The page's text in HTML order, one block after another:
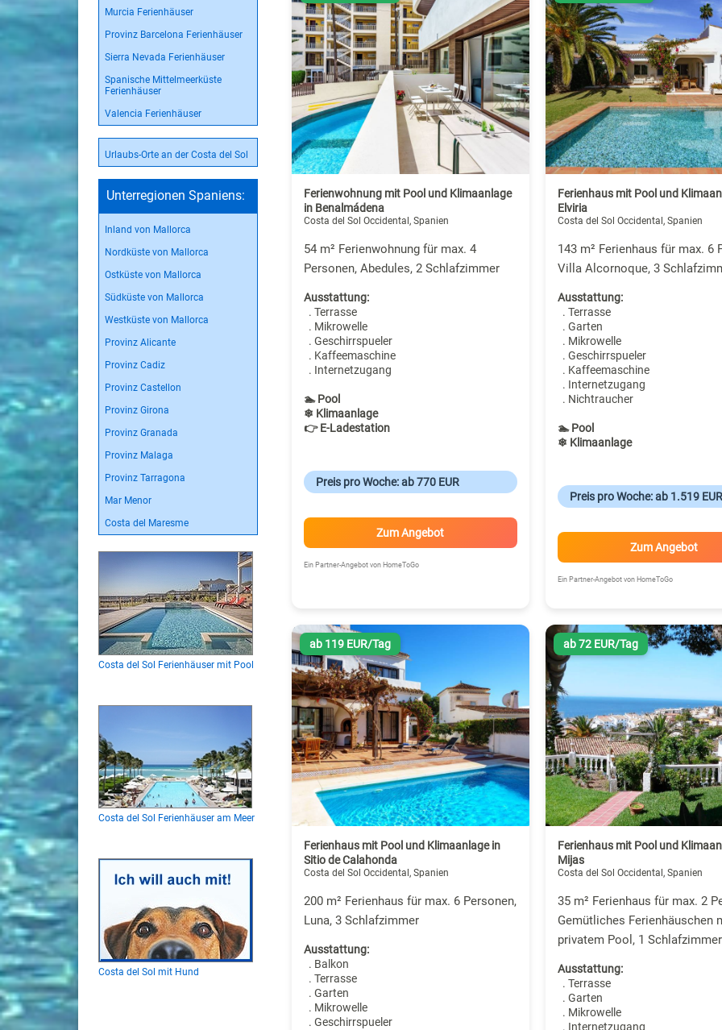
Murcia Ferienhäuser
Provinz Barcelona Ferienhäuser
Sierra Nevada Ferienhäuser
Spanische Mittelmeerküste
Ferienhäuser
Valencia Ferienhäuser
Urlaubs-Orte an der Costa del Sol
Unterregionen Spaniens:
Inland von Mallorca
Nordküste von Mallorca
Ostküste von Mallorca
Südküste von Mallorca
Westküste von Mallorca
Provinz Alicante
Provinz Cadiz
Provinz Castellon
Provinz Girona
Provinz Granada
Provinz Malaga
Provinz Tarragona
Mar Menor
Costa del Maresme
Costa del Sol Ferienhäuser mit Pool
Costa del Sol Ferienhäuser am Meer
Costa del Sol mit Hund
Ferienwohnung mit Pool und Klimaanlage
in Benalmádena
Costa del Sol Occidental, Spanien
54 m² Ferienwohnung für max. 4
Personen, Abedules, 2 Schlafzimmer
Ausstattung:
. Terrasse
. Mikrowelle
. Geschirrspueler
. Kaffeemaschine
. Internetzugang
🏊 Pool
❄ Klimaanlage
👉 E-Ladestation
Preis pro Woche: ab 770 EUR
Zum Angebot
Ein Partner-Angebot von HomeToGo
Ferienhaus mit Pool und
Elviria
Costa del Sol Occidental, Spanien
143 m² Ferienhaus für max. 6
Villa Alcornoque, 3
Ausstattung:
. Terrasse
. Garten
. Mikrowelle
. Geschirrspueler
. Kaffeemaschine
. Internetzugang
. Nichtraucher
🏊 Pool
❄ Klimaanlage
Preis pro Woche: ab 1.519 EUR
Zum Angebot
Ein Partner-Angebot von HomeToGo
ab 119 EUR/Tag
Ferienhaus mit Pool und Klimaanlage in
Sitio de Calahonda
Costa del Sol Occidental, Spanien
200 m² Ferienhaus für max. 6 Personen,
Luna, 3 Schlafzimmer
Ausstattung:
. Balkon
. Terrasse
. Garten
. Mikrowelle
. Geschirrspueler
ab 72 EUR/Tag
Ferienhaus mit Pool und
Mijas
Costa del Sol Occidental, Spanien
35 m² Ferienhaus für max. 2
Gemütliches Ferienhäuschen
privatem Pool, 1 Schlafzimmer
Ausstattung:
. Terrasse
. Garten
. Mikrowelle
. Internetzugang